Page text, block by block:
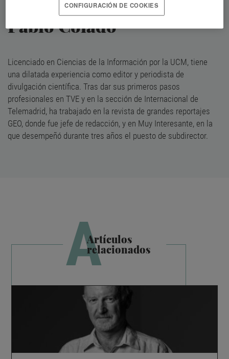
Pablo Colado
Licenciado en Ciencias de la Información por la UCM, tiene
una dilatada experiencia como editor y periodista de
divulgación científica. Tras dar sus primeros pasos
profesionales en TVE y en la sección de Internacional de
Telemadrid, ha trabajado en la revista de grandes reportajes
GEO, donde fue jefe de redacción, y en Muy Interesante, en la
que desempeñó durante tres años el puesto de subdirector.
AArtículos
relacionados
CONFIGURACIÓN DE COOKIES